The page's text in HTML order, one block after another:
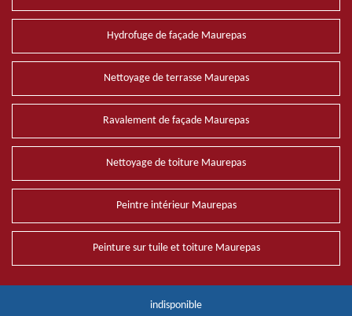
Hydrofuge de façade Maurepas
Nettoyage de terrasse Maurepas
Ravalement de façade Maurepas
Nettoyage de toiture Maurepas
Peintre intérieur Maurepas
Peinture sur tuile et toiture Maurepas
indisponible